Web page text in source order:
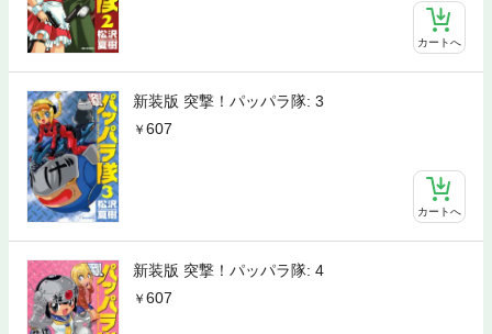
カートへ
新装版 突撃！パッパラ隊: 3
607
カートへ
新装版 突撃！パッパラ隊: 4
607